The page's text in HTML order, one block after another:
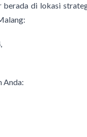
di lokasi
,
Anda: